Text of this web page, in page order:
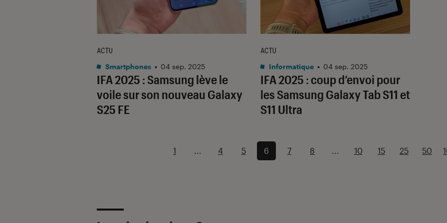
IFA 2025 : Samsung lève le
voile sur son nouveau Galaxy
S25 FE
ACTU
Smartphones • 04 sep. 2025
IFA 2025 : coup d’envoi pour
les Samsung Galaxy Tab S11 et
S11 Ultra
ACTU
Informatique • 04 sep. 2025
1 ... 4 5 6 7 8 ... 10 15 25 50